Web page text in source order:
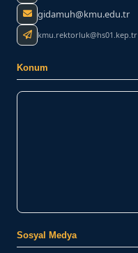
gidamuh@kmu.edu.tr
kmu.rektorluk@hs01.kep.tr
Konum
Sosyal Medya